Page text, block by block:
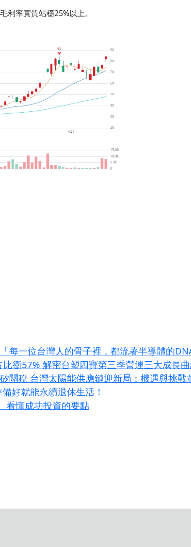
利率實質站穩25%以上。
每一位台灣人的骨子裡，都流著半導體的
衝57% 解密台塑四寶第三季營運三大成長
關稅 台灣太陽能供應鏈迎新局：機遇與挑戰
好就能永續退休生活！
看懂成功投資的要點